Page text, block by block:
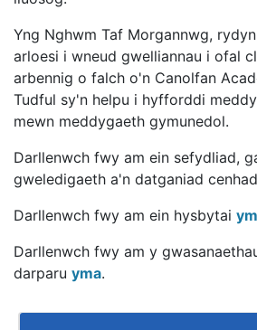
Yng Nghwm Taf Morgannwg,
arloesi i wneud gwelliannau i ofal
arbennig o falch o'n Canolfan
Tudful sy'n helpu i hyfforddi
mewn meddygaeth gymunedol.
Darllenwch fwy am ein sefydliad,
gweledigaeth a'n datganiad
Darllenwch fwy am ein hysbytai
Darllenwch fwy am y
darparu yma.